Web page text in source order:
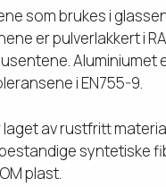
som brukes i
er pulverlakkert i
Aluminiumet
i EN755-9.
av rustfritt
syntetiske
plast.